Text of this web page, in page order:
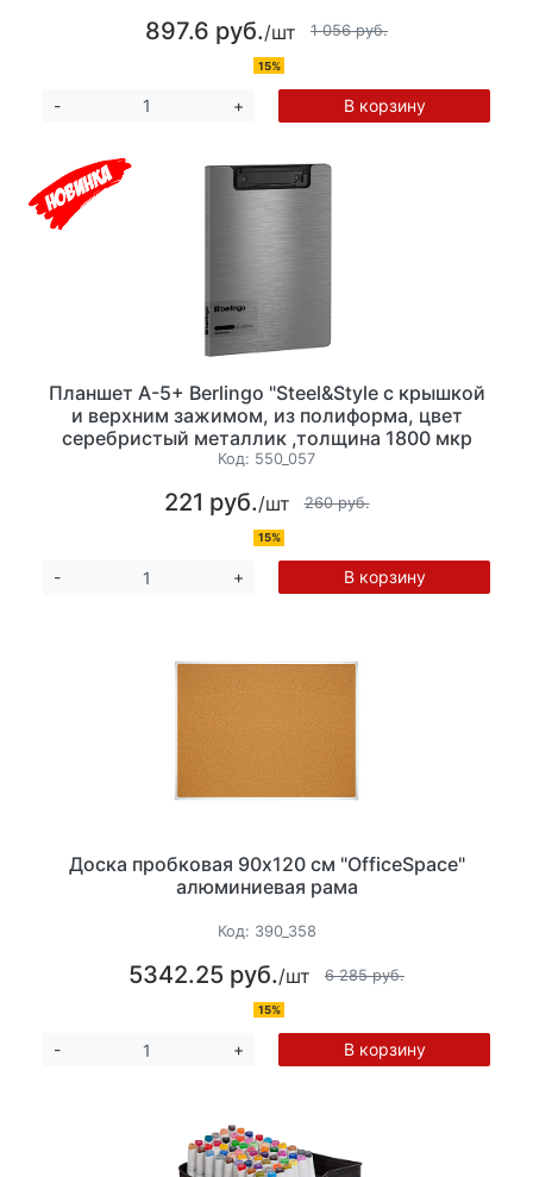
897.6 руб./шт 1 056 руб.
15%
- + В корзину
Планшет А-5+ Berlingo "Steel&Style с крышкой
и верхним зажимом, из полиформа, цвет
серебристый металлик ,толщина 1800 мкр
Код: 550_057
221 руб./шт 260 руб.
15%
- + В корзину
Доска пробковая 90х120 см "OfficeSpace"
алюминиевая рама
Код: 390_358
5342.25 руб./шт 6 285 руб.
15%
- + В корзину